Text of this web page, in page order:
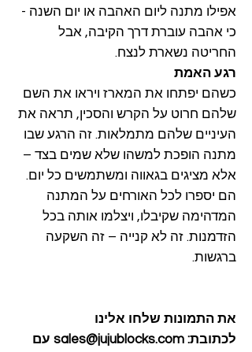
אפילו מתנה ליום האהבה או יום השנה -
כי אהבה עוברת דרך הקיבה, אבל
החריטה נשארת לנצח.​
רגע האמת
כשהם יפתחו את המארז ויראו את השם
שלהם חרוט על הקרש והסכין, תראה את
העיניים שלהם מתמלאות. זה הרגע שבו
מתנה הופכת למשהו שלא שמים בצד –
אלא מציגים בגאווה ומשתמשים כל יום.
הם יספרו לכל האורחים על המתנה
המדהימה שקיבלו, ויצלמו אותה בכל
הזדמנות. זה לא קנייה – זה השקעה
ברגשות.
את התמונות שלחו אלינו
לכתובת: sales@jujublocks.com עם